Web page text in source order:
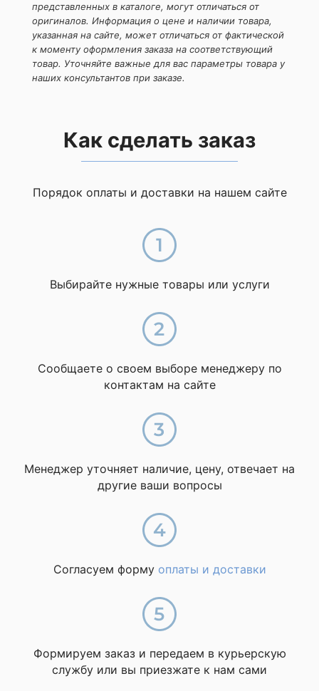
представленных в каталоге, могут отличаться от
оригиналов. Информация о цене и наличии товара,
указанная на сайте, может отличаться от фактической
к моменту оформления заказа на соответствующий
товар. Уточняйте важные для вас параметры товара у
наших консультантов при заказе.
Как сделать заказ
Порядок оплаты и доставки на нашем сайте
Выбирайте нужные товары или услуги
Сообщаете о своем выборе менеджеру по
контактам на сайте
Менеджер уточняет наличие, цену, отвечает на
другие ваши вопросы
Согласуем форму оплаты и доставки
Формируем заказ и передаем в курьерскую
службу или вы приезжате к нам сами